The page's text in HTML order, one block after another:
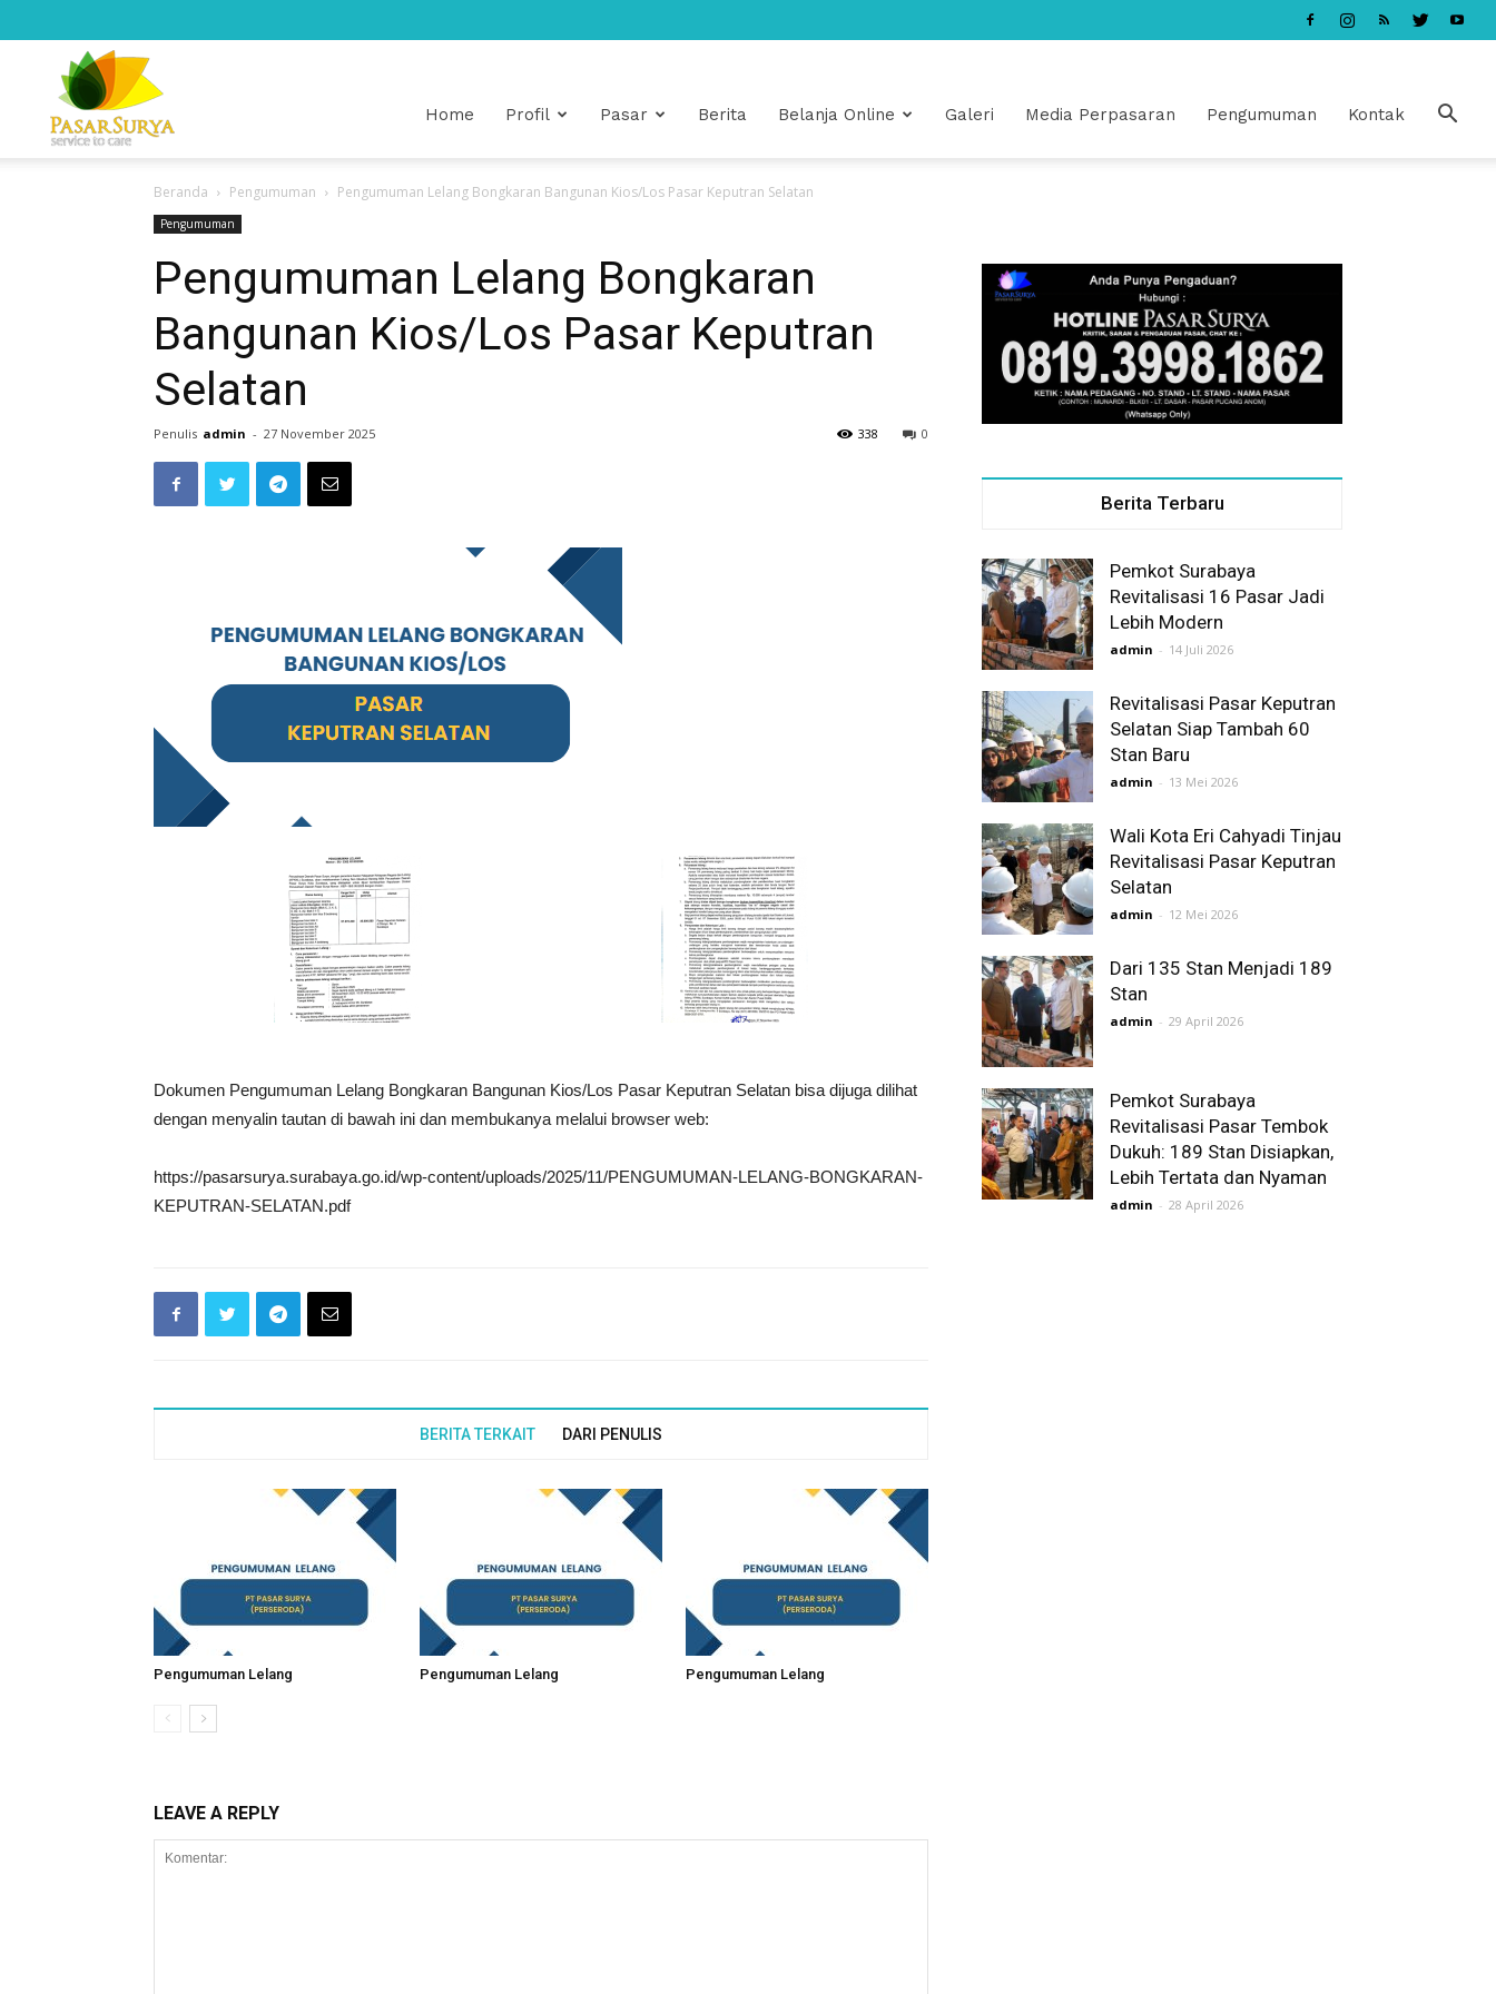
Surya
Home Profil Pasar Berita Belanja Online Galeri Media Perpasaran Pengumuman Kontak
Beranda Pengumuman Pengumuman Lelang Bongkaran Bangunan Kios/Los Pasar Keputran Selatan
Pengumuman
Pengumuman Lelang Bongkaran
Bangunan Kios/Los Pasar Keputran
Selatan
Penulis admin - 27 November 2025 0
338
Dokumen Pengumuman Lelang Bongkaran Bangunan Kios/Los Pasar Keputran Selatan bisa dijuga dilihat
dengan menyalin tautan di bawah ini dan membukanya melalui browser web:
https://pasarsurya.surabaya.go.id/wp-content/uploads/2025/11/PENGUMUMAN-LELANG-BONGKARAN-
KEPUTRAN-SELATAN.pdf
BERITA TERKAIT DARI PENULIS
Pengumuman Lelang Pengumuman Lelang Pengumuman Lelang
LEAVE A REPLY
Berita Terbaru
Pemkot Surabaya
Revitalisasi 16 Pasar Jadi
Lebih Modern
admin - 14 Juli 2026
Revitalisasi Pasar Keputran
Selatan Siap Tambah 60
Stan Baru
admin - 13 Mei 2026
Wali Kota Eri Cahyadi Tinjau
Revitalisasi Pasar Keputran
Selatan
admin - 12 Mei 2026
Dari 135 Stan Menjadi 189
Stan
admin - 29 April 2026
Pemkot Surabaya
Revitalisasi Pasar Tembok
Dukuh: 189 Stan Disiapkan,
Lebih Tertata dan Nyaman
admin - 28 April 2026